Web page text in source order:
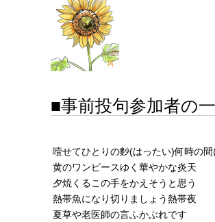
事前投句参加者の
噎せてひとりの麨(はったい)何時の間
黄のワンピースゆく華やかな炎天
夕焼くるこの手をかえそうと思う
熱帯魚になり切りましょう熱帯夜
夏草や老医師の言ふかぶれです